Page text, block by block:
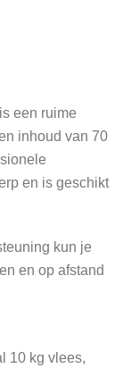
is een ruime
inhoud van 70
en is geschikt
kun je
en op afstand
10 kg vlees,